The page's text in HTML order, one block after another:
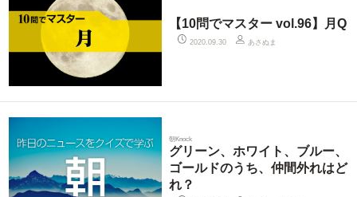
【10問でマスター vol.96】月Q
2020.09.30 あさぬま
朝Knock
グリーン、ホワイト、ブルー、
ゴールドのうち、仲間外れはど
れ？